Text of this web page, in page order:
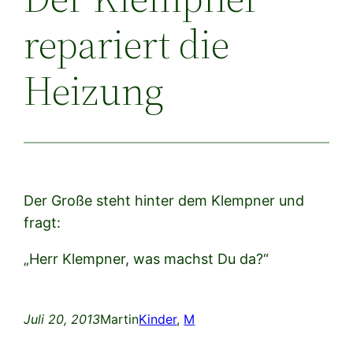
repariert die
Heizung
Der Große steht hinter dem Klempner und
fragt:
„Herr Klempner, was machst Du da?“
Juli 20, 2013MartinKinder, M